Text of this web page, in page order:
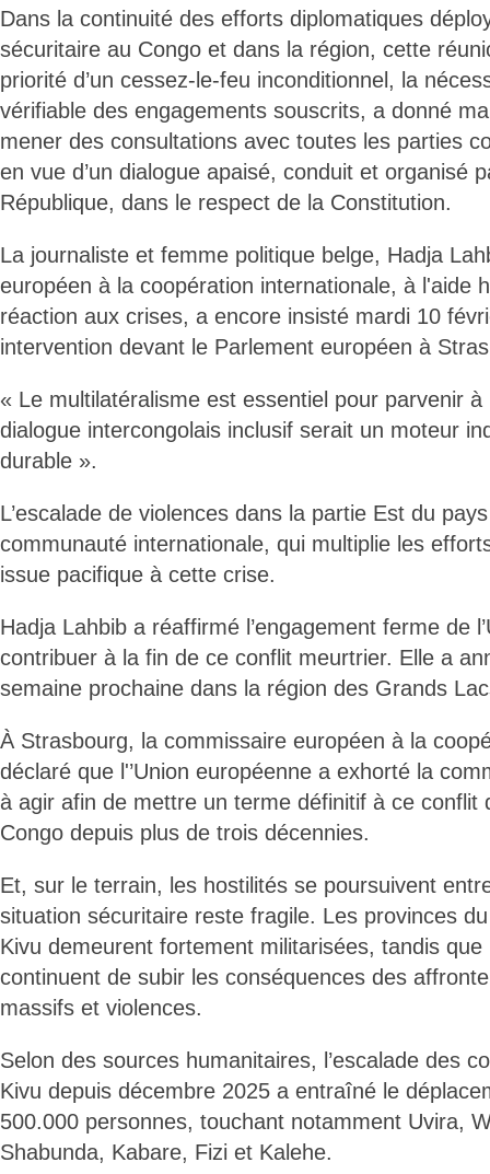
Dans la continuité des efforts diplomatiques
sécuritaire au Congo et dans la région, cette
priorité d’un cessez-le-feu inconditionnel, la
vérifiable des engagements souscrits, a donné
mener des consultations avec toutes les parties
en vue d’un dialogue apaisé, conduit et organisé
République, dans le respect de la Constitution.
La journaliste et femme politique belge, Hadja
européen à la coopération internationale, à l'aide
réaction aux crises, a encore insisté mardi 10
intervention devant le Parlement européen à
« Le multilatéralisme est essentiel pour parvenir
dialogue intercongolais inclusif serait un moteur
durable ».
L’escalade de violences dans la partie Est du
communauté internationale, qui multiplie les
issue pacifique à cette crise.
Hadja Lahbib a réaffirmé l’engagement ferme de
contribuer à la fin de ce conflit meurtrier. Elle a
semaine prochaine dans la région des Grands
À Strasbourg, la commissaire européen à la
déclaré que l'’Union européenne a exhorté la
à agir afin de mettre un terme définitif à ce conflit
Congo depuis plus de trois décennies.
Et, sur le terrain, les hostilités se poursuivent
situation sécuritaire reste fragile. Les provinces
Kivu demeurent fortement militarisées, tandis que
continuent de subir les conséquences des
massifs et violences.
Selon des sources humanitaires, l’escalade des
Kivu depuis décembre 2025 a entraîné le
500.000 personnes, touchant notamment Uvira,
Shabunda, Kabare, Fizi et Kalehe.